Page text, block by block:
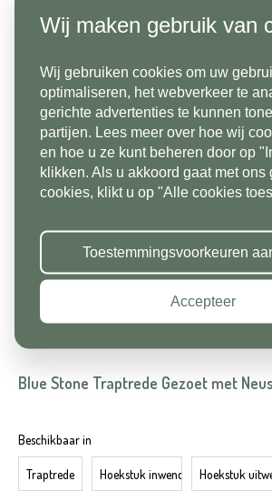
Blue Stone Traptrede Gezoet met Neus
Beschikbaar in
Traptrede Hoekstuk inwendig Hoekstuk
Wij maken gebruik van
Wij gebruiken cookies om uw
optimaliseren, het webverkeer te
gerichte advertenties te kunnen
partijen. Lees meer over hoe wij
en hoe u ze kunt beheren door op
klikken. Als u akkoord gaat met ons
cookies, klikt u op "Alle cookies
Toestemmingsvoorkeuren
Accepteer